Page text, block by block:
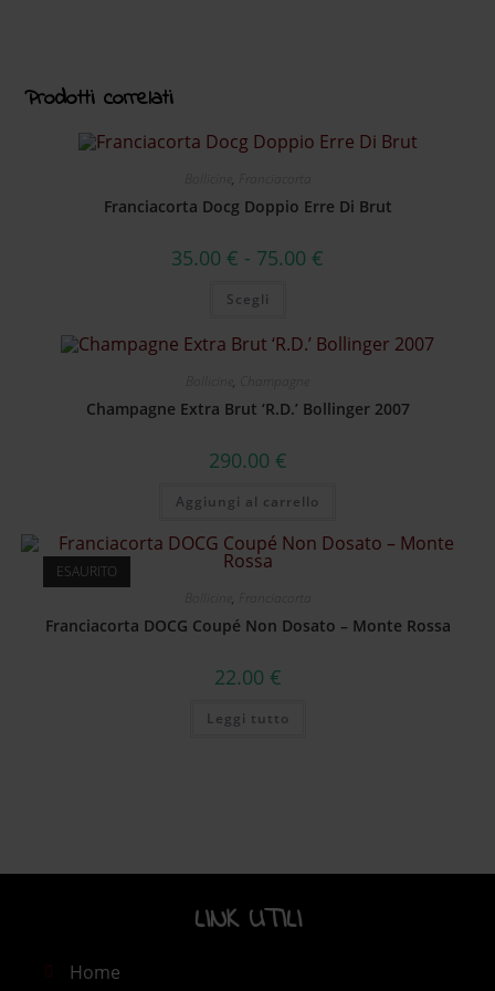
Prodotti correlati
,
Franciacorta Docg Doppio Erre Di Brut
35.00 € - 75.00 €
Scegli
Champagne Extra Brut ‘R.D.’ Bollinger 2007
290.00 €
Aggiungi al carrello
ESAURITO
Franciacorta DOCG Coupé Non Dosato – Monte Rossa
22.00 €
Leggi tutto
LINK UTILI​
Home